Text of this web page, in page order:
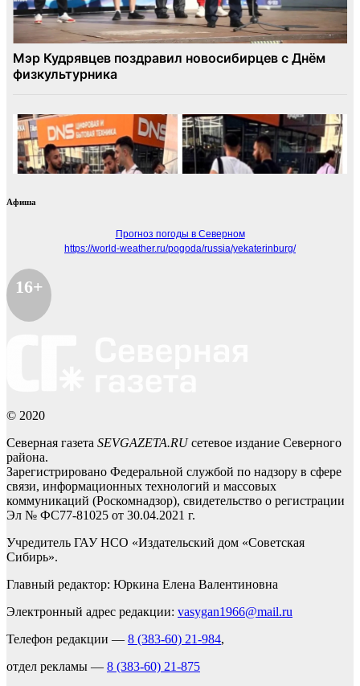
Афиша
Прогноз погоды в Северном
https://world-weather.ru/pogoda/russia/yekaterinburg/
16+
© 2020
Северная газета SEVGAZETA.RUсетевое издание Северного
района.
Зарегистрировано Федеральной службой по надзору в сфере
связи, информационных технологий и массовых
коммуникаций (Роскомнадзор), свидетельство о регистрации
Эл № ФС77-81025 от 30.04.2021 г.
Учредитель ГАУ НСО «Издательский дом «Советская
Сибирь».
Главный редактор: Юркина Елена Валентиновна
Электронный адрес редакции: vasygan1966@mail.ru
Телефон редакции — 8 (383-60) 21-984,
отдел рекламы — 8 (383-60) 21-875